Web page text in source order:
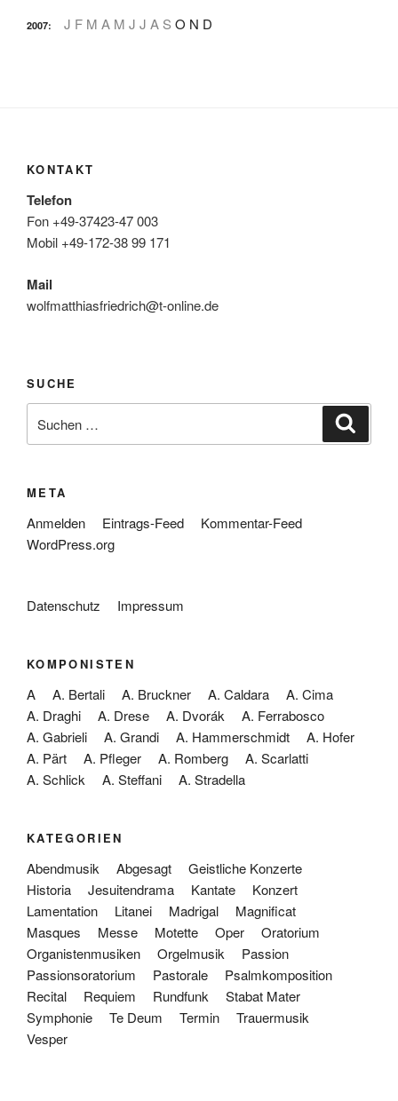
2007: J F M A M J J A S O N D
KONTAKT
Telefon
Fon +49-37423-47 003
Mobil +49-172-38 99 171
Mail
wolfmatthiasfriedrich@t-online.de
SUCHE
nach:
META
Anmelden Eintrags-Feed
Kommentar-Feed
WordPress.org
Datenschutz Impressum
KOMPONISTEN
A A. Bertali A. Bruckner A. Caldara
A. Cima
A. Draghi
A. Drese A. Dvorák
A. Ferrabosco
A. Gabrieli
A. Grandi A. Hammerschmidt
A. Hofer
A. Pärt
A. Pfleger A. Romberg
A. Scarlatti
A. Schlick
A. Steffani A. Stradella
KATEGORIEN
Abendmusik Abgesagt
Geistliche Konzerte
Historia
Jesuitendrama Kantate
Konzert
Lamentation
Litanei Madrigal
Magnificat
Masques
Messe Motette Oper
Oratorium
Organistenmusiken
Orgelmusik
Passion
Passionsoratorium
Pastorale
Psalmkomposition
Recital
Requiem Rundfunk
Stabat Mater
Symphonie
Te Deum Termin
Trauermusik
Vesper